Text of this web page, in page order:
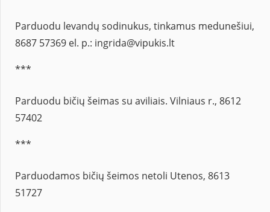
Parduodu levandų sodinukus, tinkamus medunešiui,
8687 57369 el. p.: ingrida@vipukis.lt
***
Parduodu bičių šeimas su aviliais. Vilniaus r., 8612
57402
***
Parduodamos bičių šeimos netoli Utenos, 8613
51727